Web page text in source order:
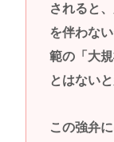
されると
を伴わな
範の「大
とはない
この強弁